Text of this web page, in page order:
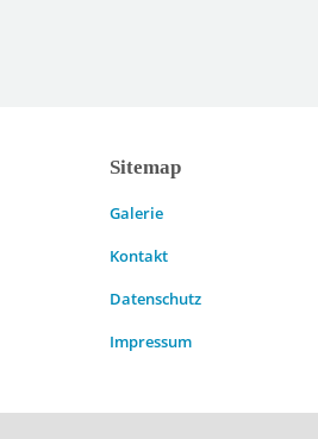
Sitemap
Galerie
Kontakt
Datenschutz
Impressum